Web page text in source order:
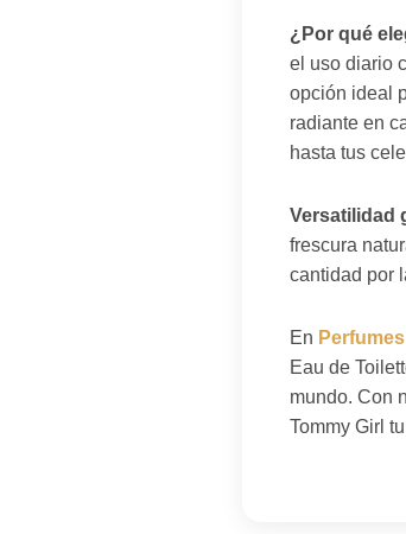
¿Por qué
el uso diario
opción ideal
radiante en
hasta tus
Versatilidad
frescura
cantidad por
En
Eau de
mundo. Con
Tommy Girl